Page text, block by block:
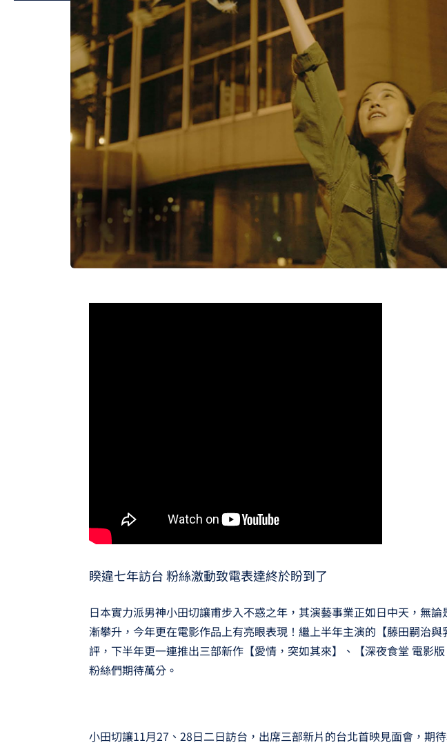
睽違七年訪台 粉絲激動致電表達終於盼到了
日本實力派男神小田切讓甫步入不惑之年，其演藝事業正如日中天，無
漸攀升，今年更在電影作品上有亮眼表現！繼上半年主演的【藤田嗣治
評，下半年更一連推出三部新作【愛情，突如其來】、【深夜食堂 電影
粉絲們期待萬分。
小田切讓11月27、28日二日訪台，出席三部新片的台北首映見面會，期